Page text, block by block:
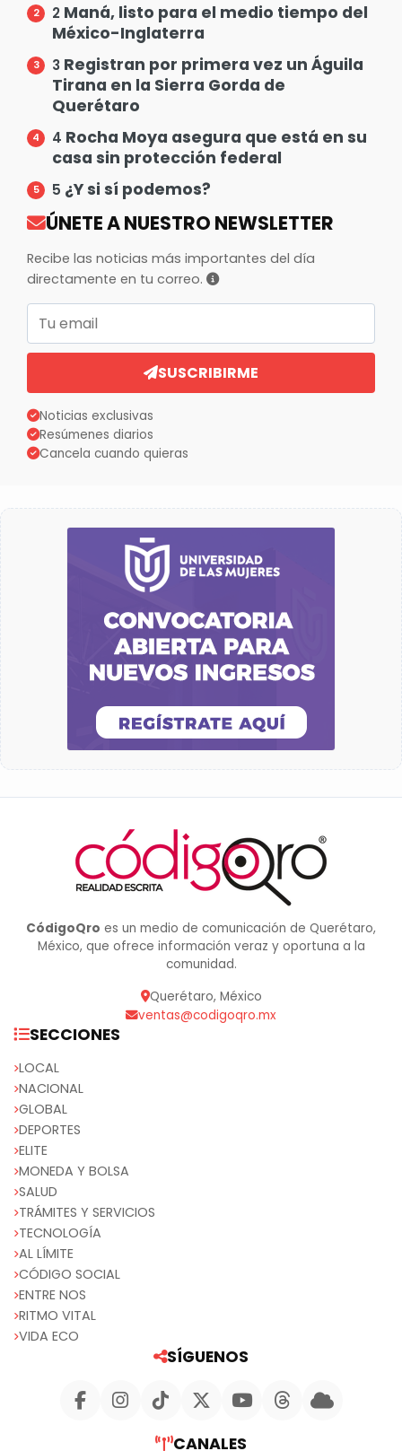
2 Maná, listo para el medio tiempo del
México-Inglaterra
3 Registran por primera vez un Águila
Tirana en la Sierra Gorda de
Querétaro
4 Rocha Moya asegura que está en su
casa sin protección federal
5 ¿Y si sí podemos?
ÚNETE A NUESTRO NEWSLETTER
Recibe las noticias más importantes del día
directamente en tu correo.
Correo electrónico
SUSCRIBIRME
Noticias exclusivas
Resúmenes diarios
Cancela cuando quieras
CódigoQro es un medio de comunicación de Querétaro,
México, que ofrece información veraz y oportuna a la
comunidad.
Querétaro, México
ventas@codigoqro.mx
SECCIONES
LOCAL
NACIONAL
GLOBAL
DEPORTES
ELITE
MONEDA Y BOLSA
SALUD
TRÁMITES Y SERVICIOS
TECNOLOGÍA
AL LÍMITE
CÓDIGO SOCIAL
ENTRE NOS
RITMO VITAL
VIDA ECO
SÍGUENOS
CANALES